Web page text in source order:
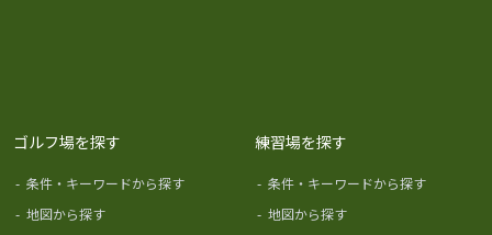
ゴルフ場を探す
- 条件・キーワードから探す
- 地図から探す
練習場を探す
- 条件・キーワードから探す
- 地図から探す